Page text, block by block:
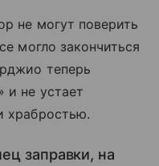
не могут поверить
могло закончиться
теперь
и не устает
храбростью.
заправки, на